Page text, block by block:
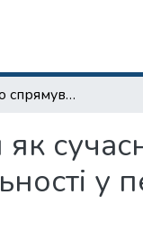
Фітнес силового спрямування як сучасний суспільний виклик до здоровя’збережувальної діяльності у педагогічних закладах вищої освіти
у